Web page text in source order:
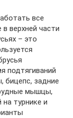
все
верхней части
– это
подтягиваний
бицепс, задние
мышцы,
турнике и